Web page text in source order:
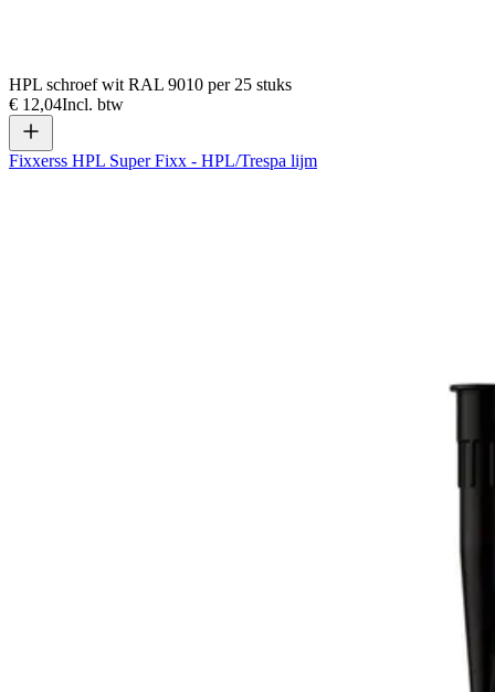
HPL schroef wit RAL 9010 per 25 stuks
€ 12,04Incl. btw
Fixxerss HPL Super Fixx - HPL/Trespa lijm